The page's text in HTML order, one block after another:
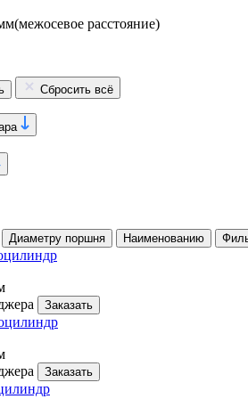
(межосевое расстояние)
Сбросить всё
Диаметру поршня Наименованию
Заказать
Заказать